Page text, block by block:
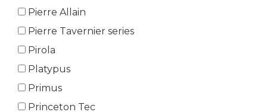
Pierre Allain
Pierre Tavernier series
Pirola
Platypus
Primus
Princeton Tec